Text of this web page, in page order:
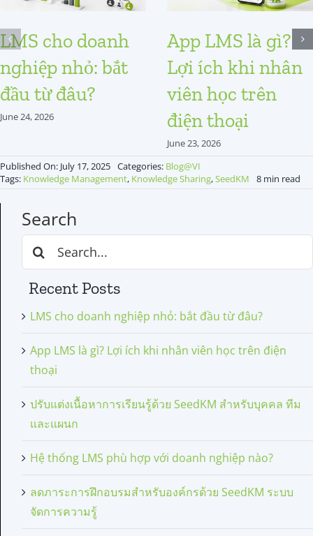
LMS cho doanh
nghiệp nhỏ: bắt
đầu từ đâu?
June 24, 2026
App LMS là gì?
Lợi ích khi nhân
viên học trên
điện thoại
June 23, 2026
Published On: July 17, 2025 Categories: Blog@VI
Tags: Knowledge Management, Knowledge Sharing,SeedKM 8 min read
Search
Search
for:
Recent Posts
LMS cho doanh nghiệp nhỏ: bắt đầu từ đâu?
App LMS là gì? Lợi ích khi nhân viên học trên điện
thoại
ปรับแต่งเนื้อหาการเรียนรู้ด้วย SeedKM สำหรับบุคคล ทีม
และแผนก
Hệ thống LMS phù hợp với doanh nghiệp nào?
ลดภาระการฝึกอบรมสำหรับองค์กรด้วย SeedKM ระบบ
จัดการความรู้